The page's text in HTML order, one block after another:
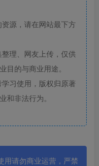
源，请在网站最下方
理、网友上传，仅供
目的与商业用途。
习使用，版权归原著
和非法行为。
用请勿商业运营，严禁